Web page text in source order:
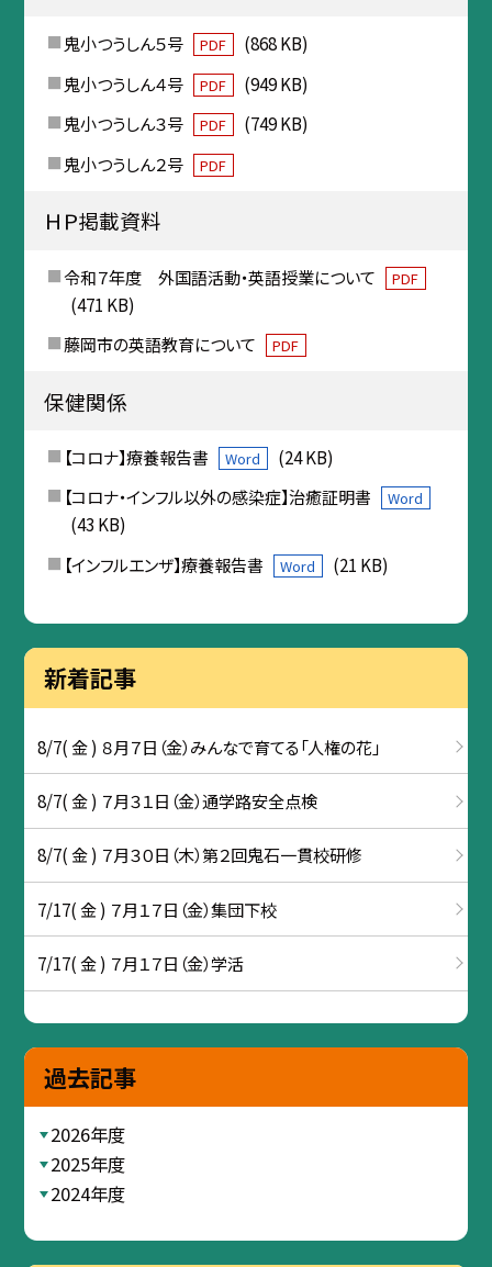
鬼小つうしん５号 PDF
(868 KB)
鬼小つうしん４号
PDF
(949 KB)
鬼小つうしん３号
PDF
(749 KB)
鬼小つうしん２号
PDF
ＨＰ掲載資料
令和７年度 外国語活動・英語授業について PDF
(471 KB)
藤岡市の英語教育について
PDF
保健関係
【コロナ】療養報告書 Word
(24 KB)
【コロナ・インフル以外の感染症】治癒証明書
Word
(43 KB)
【インフルエンザ】療養報告書
Word (21 KB)
新着記事
8/7( 金 ) ８月７日（金）みんなで育てる「人権の花」
8/7( 金 ) ７月３１日（金）通学路安全点検
8/7( 金 ) ７月３０日（木）第２回鬼石一貫校研修
7/17( 金 ) ７月１７日（金）集団下校
7/17( 金 ) ７月１７日（金）学活
過去記事
2026年度
2025年度
2024年度